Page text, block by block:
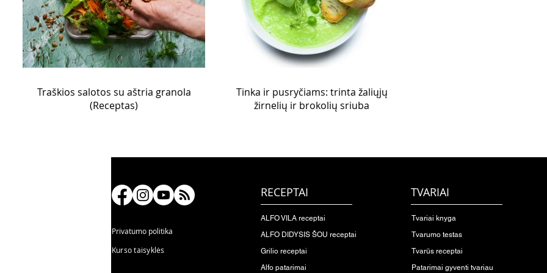
Traškios salotos su aštria granola
(Receptas)
Tinka ir pusryčiams: trinta žaliųjų
žirnelių ir brokolių sriuba
Privatumo politika
Kurso taisyklės
RECEPTAI
ALFO VILA receptai
ALFO DIDYSIS ŠOU receptai
Grilio receptai
Alfo patarimai
TVARIAI
Tvariai knyga
Tvarumo testas
Tvarūs receptai
Patarimai gyventi tvariau